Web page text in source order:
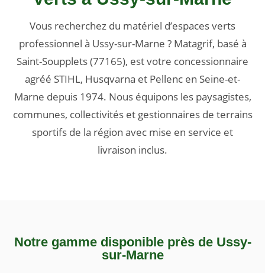
Vous recherchez du matériel d’espaces verts
professionnel à Ussy-sur-Marne ? Matagrif, basé à
Saint-Soupplets (77165), est votre concessionnaire
agréé STIHL, Husqvarna et Pellenc en Seine-et-
Marne depuis 1974. Nous équipons les paysagistes,
communes, collectivités et gestionnaires de terrains
sportifs de la région avec mise en service et
livraison inclus.
Notre gamme disponible près de Ussy-
sur-Marne